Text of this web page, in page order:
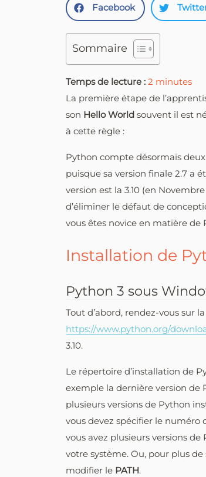
Facebook
Sommaire
Temps de lecture : 2 minutes
La première étape de
son Hello World souvent il est
à cette règle :
Python compte désormais
puisque sa version finale 2.7 a
version est la 3.10 (en
d’éliminer le défaut de
vous êtes novice en matière
Installation de
Python 3 sous
Tout d’abord, rendez-vous sur
https://www.python.org/
3.10.
Le répertoire d’installation de
exemple la dernière version de
plusieurs versions de Python
vous devez spécifier le numéro
vous avez plusieurs versions
votre système. Ou, pour plus
modifier le PATH.